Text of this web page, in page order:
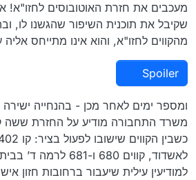
מעכבים את חזרת האוטובוסים
שקיבל את תוכנית השיפור שהגשנו לו,
מהקווים לחזו"א, והוא אינו מתייחס
Spoiler
ומספר ימים לאחר מכן - בהנחייה
משרד התחבורה מודיע על החזרת ששה